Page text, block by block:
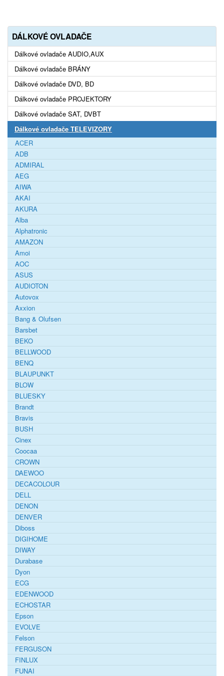
DÁLKOVÉ OVLADAČE
Dálkové ovladače AUDIO,AUX
Dálkové ovladače BRÁNY
Dálkové ovladače DVD, BD
Dálkové ovladače PROJEKTORY
Dálkové ovladače SAT, DVBT
Dálkové ovladače TELEVIZORY
ACER
ADB
ADMIRAL
AEG
AIWA
AKAI
AKURA
Alba
Alphatronic
AMAZON
Amoi
AOC
ASUS
AUDIOTON
Autovox
Axxion
Bang & Olufsen
Barsbet
BEKO
BELLWOOD
BENQ
BLAUPUNKT
BLOW
BLUESKY
Brandt
Bravis
BUSH
Cinex
Coocaa
CROWN
DAEWOO
DECACOLOUR
DELL
DENON
DENVER
Diboss
DIGIHOME
DIWAY
Durabase
Dyon
ECG
EDENWOOD
ECHOSTAR
Epson
EVOLVE
Felson
FERGUSON
FINLUX
FUNAI